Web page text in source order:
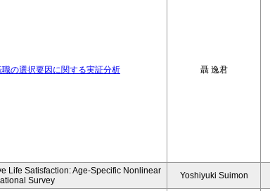
の選択要因に関する実証分析 聶 逸君
Life Satisfaction: Age-Specific Nonlinear
Survey
Yoshiyuki Suimon